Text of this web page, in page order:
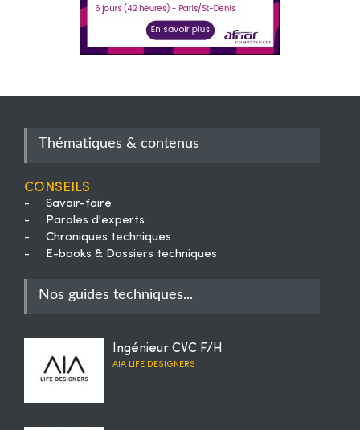
Thématiques & contenus
Conseils
-
Savoir-faire
-
Paroles d'experts
-
Chroniques techniques
-
E-books & Dossiers techniques
Nos guides techniques...
Ingénieur CVC F/H
AIA LIFE DESIGNERS